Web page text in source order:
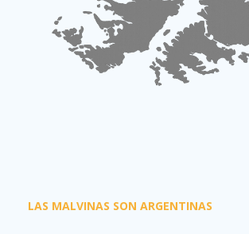
LAS MALVINAS SON ARGENTINAS